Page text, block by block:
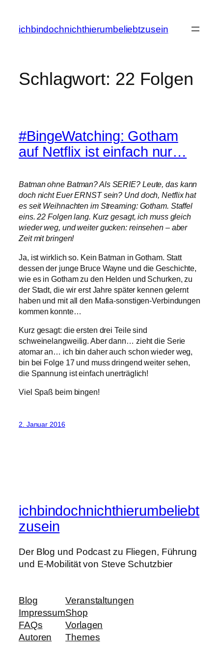
springen
ichbindochnichthierumbeliebtzusein
Schlagwort: 22 Folgen
#BingeWatching: Gotham
auf Netflix ist einfach nur…
Batman ohne Batman? Als SERIE? Leute, das kann
doch nicht Euer ERNST sein? Und doch, Netflix hat
es seit Weihnachten im Streaming: Gotham. Staffel
eins. 22 Folgen lang. Kurz gesagt, ich muss gleich
wieder weg, und weiter gucken: reinsehen – aber
Zeit mit bringen!
Ja, ist wirklich so. Kein Batman in Gotham. Statt
dessen der junge Bruce Wayne und die Geschichte,
wie es in Gotham zu den Helden und Schurken, zu
der Stadt, die wir erst Jahre später kennen gelernt
haben und mit all den Mafia-sonstigen-Verbindungen
kommen konnte…
Kurz gesagt: die ersten drei Teile sind
schweinelangweilig. Aber dann… zieht die Serie
atomar an… ich bin daher auch schon wieder weg,
bin bei Folge 17 und muss dringend weiter sehen,
die Spannung ist einfach unerträglich!
Viel Spaß beim bingen!
2. Januar 2016
ichbindochnichthierumbeliebt
zusein
Der Blog und Podcast zu Fliegen, Führung
und E-Mobilität von Steve Schutzbier
Blog
Impressum
FAQs
Autoren
Veranstaltungen
Shop
Vorlagen
Themes